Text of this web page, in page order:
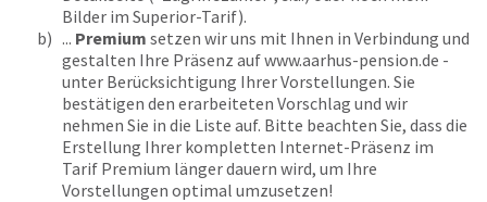
Bilder im Superior-Tarif).
b) ... Premium setzen wir uns mit Ihnen in Verbindung und
gestalten Ihre Präsenz aufwww.aarhus-pension.de -
unter Berücksichtigung Ihrer Vorstellungen. Sie
bestätigen den erarbeiteten Vorschlag und wir
nehmen Sie in die Liste auf. Bitte beachten Sie, dass die
Erstellung Ihrer kompletten Internet-Präsenz im
Tarif Premium länger dauern wird, um Ihre
Vorstellungen optimal umzusetzen!